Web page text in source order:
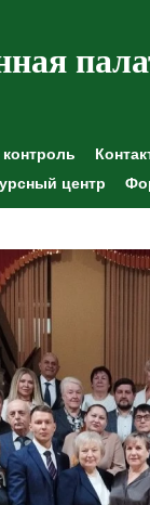
центр